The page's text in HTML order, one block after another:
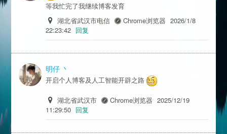
等我忙完了我继续博客发育
湖北省武汉市电信
Chrome浏览器 2026/1/8
22:23:42 回复
明仔 丶
开启个人博客及人工智能开辟之路
湖北省武汉市 Chrome浏览器 2025/12/19
11:29:50 回复